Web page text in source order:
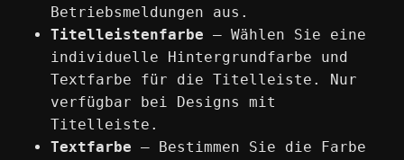
Betriebsmeldungen aus.
Titelleistenfarbe — Wählen Sie eine
individuelle Hintergrundfarbe und
Textfarbe für die Titelleiste. Nur
verfügbar bei Designs mit
Titelleiste.
Textfarbe — Bestimmen Sie die Farbe